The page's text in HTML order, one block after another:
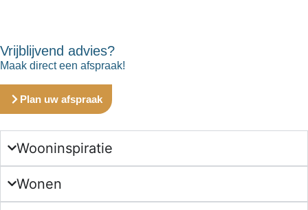
Vrijblijvend advies?
Maak direct een afspraak!
Plan uw afspraak
Wooninspiratie
Wonen